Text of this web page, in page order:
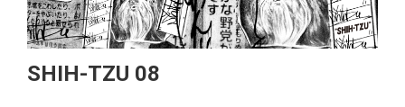
SHIH-TZU 08